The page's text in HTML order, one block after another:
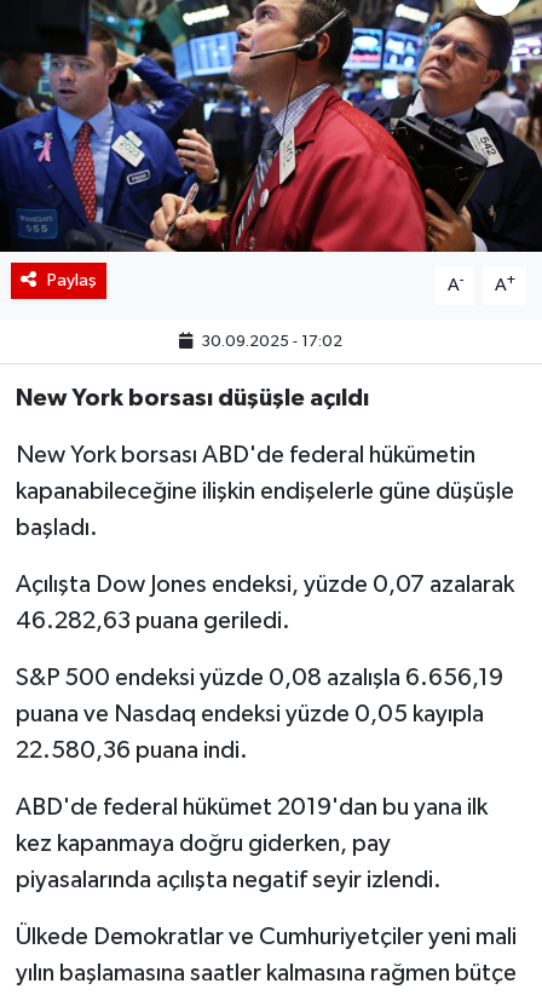
Paylaş A- A+
30.09.2025 - 17:02
New York borsası düşüşle açıldı
New York borsası ABD'de federal hükümetin
kapanabileceğine ilişkin endişelerle güne düşüşle
başladı.
Açılışta Dow Jones endeksi, yüzde 0,07 azalarak
46.282,63 puana geriledi.
S&P 500 endeksi yüzde 0,08 azalışla 6.656,19
puana ve Nasdaq endeksi yüzde 0,05 kayıpla
22.580,36 puana indi.
ABD'de federal hükümet 2019'dan bu yana ilk
kez kapanmaya doğru giderken, pay
piyasalarında açılışta negatif seyir izlendi.
Ülkede Demokratlar ve Cumhuriyetçiler yeni mali
yılın başlamasına saatler kalmasına rağmen bütçe
Gizlilik Sözleşmesi
Hakkımızda
İletişim